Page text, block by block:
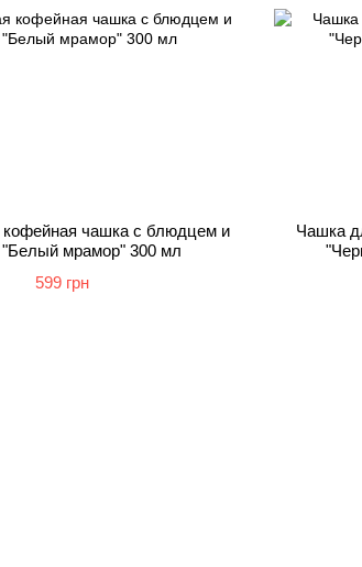
кофейная чашка с блюдцем и
"Белый мрамор" 300 мл
599 грн
Чашка